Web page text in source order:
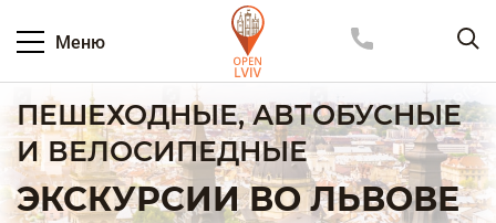
Меню
ПЕШЕХОДНЫЕ, АВТОБУСНЫЕ
И ВЕЛОСИПЕДНЫЕ
ЭКСКУРСИИ ВО ЛЬВОВЕ